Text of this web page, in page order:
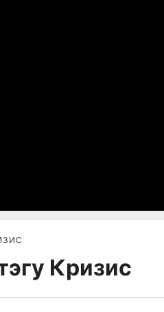
Кризис